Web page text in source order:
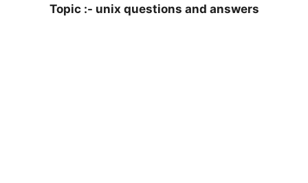
Topic :- unix questions and answers